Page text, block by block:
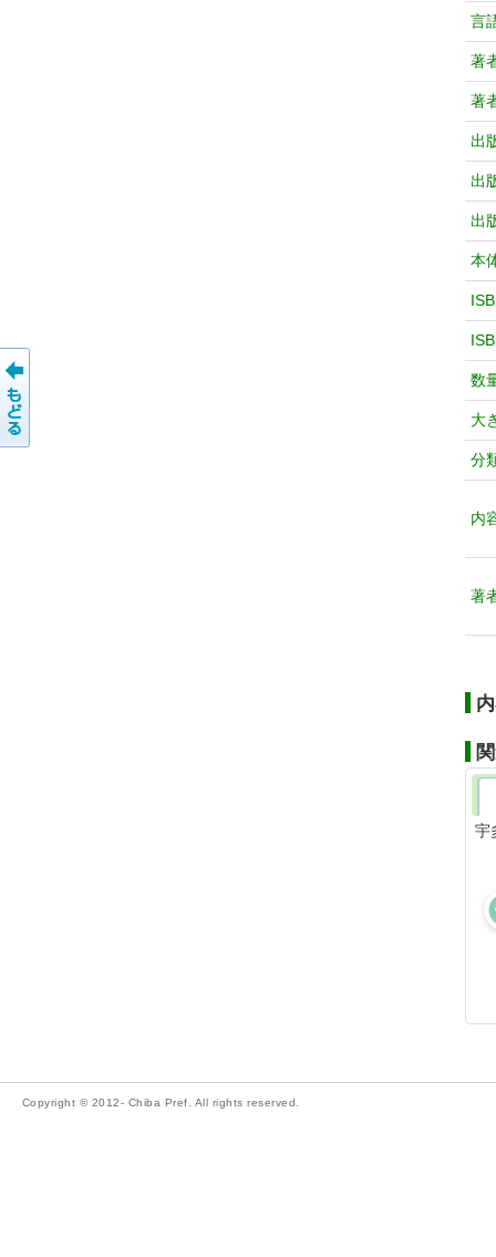
言
著
著
出
出
出
本
数
大
分
内
著
宇
Copyright © 2012- Chiba Pref. All rights reserved.